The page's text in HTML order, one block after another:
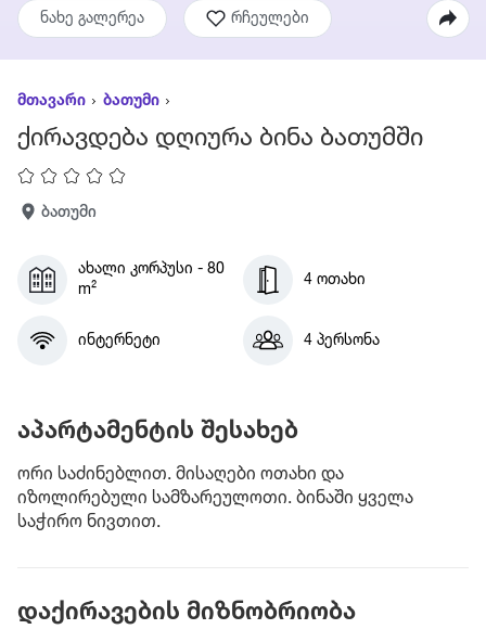
ნახე გალერეა რჩეულები
მთავარი ბათუმი
ქირავდება დღიურა ბინა ბათუმში
ბათუმი
ახალი კორპუსი - 80
m²
4 ოთახი
ინტერნეტი 4 პერსონა
აპარტამენტის შესახებ
ორი საძინებლით. მისაღები ოთახი და
იზოლირებული სამზარეულოთი. ბინაში ყველა
საჭირო ნივთით.
დაქირავების მიზნობრიობა